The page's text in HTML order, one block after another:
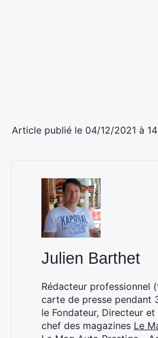
Article publié le 04/12/2021 à
Julien Barthet
Rédacteur professionnel
carte de presse pendant
le Fondateur, Directeur
chef des magazines Le